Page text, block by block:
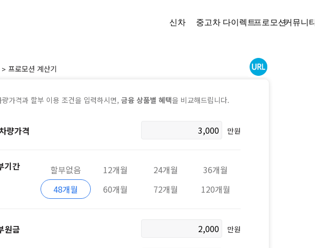
신차 중고차 다이렉트프로모션커뮤니티
프로모션 계산기
량가격과 할부 이용 조건을 입력하시면, 금융 상품별 혜택을 비교해드립니다.
량가격 만원
기간 할부없음 12개월 24개월
36개월
48개월
60개월 72개월 120개월
원금 만원